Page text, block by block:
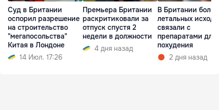
Суд в Британии
оспорил разрешение
на строительство
"мегапосольства"
Китая в Лондоне
14 Июл. 17:26
Премьера Британии
раскритиковали за
отпуск спустя 2
недели в должности
4 дня назад
В Британии
летальных
связали с
препаратами для
похудения
2 дня назад